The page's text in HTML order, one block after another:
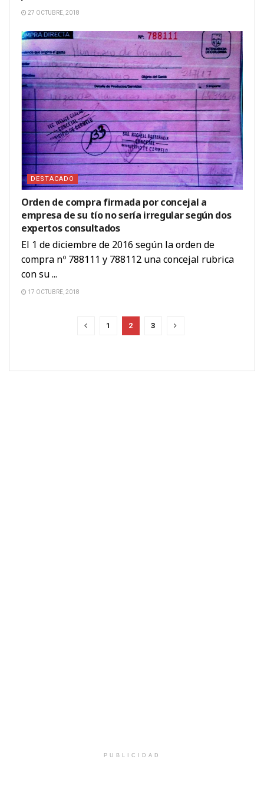
27 OCTUBRE, 2018
DESTACADO
Orden de compra firmada por concejal a
empresa de su tío no sería irregular según dos
expertos consultados
El 1 de diciembre de 2016 según la orden de
compra nº 788111 y 788112 una concejal rubrica
con su ...
17 OCTUBRE, 2018
1 2 3
PUBLICIDAD